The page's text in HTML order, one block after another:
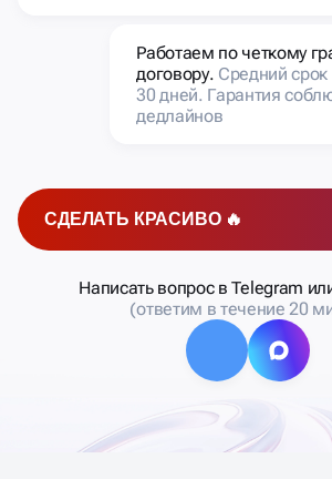
Работаем по четкому
договору. Средний
30 дней. Гарантия
дедлайнов
СДЕЛАТЬ КРАСИВО 🔥
Написать вопрос в Telegram
(ответим в течение 20